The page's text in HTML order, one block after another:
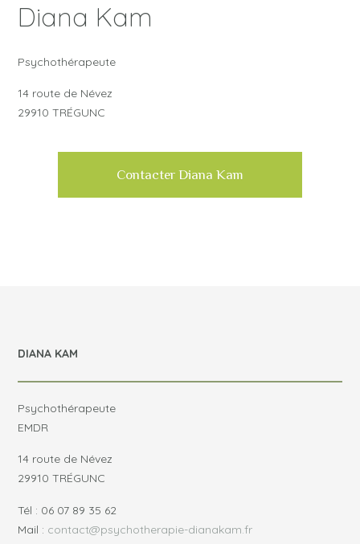
Diana Kam
Psychothérapeute
14 route de Névez
29910 TRÉGUNC
Contacter Diana Kam
DIANA KAM
Psychothérapeute
EMDR
14 route de Névez
29910 TRÉGUNC
Tél : 06 07 89 35 62
Mail : contact@psychotherapie-dianakam.fr